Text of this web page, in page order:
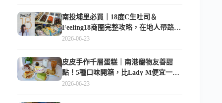
南投埔里必買｜18度C生吐司＆
Feeling18商圈完整攻略，在地人帶路這
樣逛
2026-06-23
皮皮手作千層蛋糕｜南港寵物友善甜
點！5種口味開箱，比Lady M便宜一半
的台北隱藏版
2026-06-23